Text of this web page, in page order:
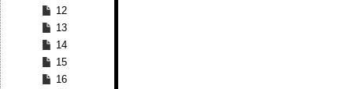
12
13
14
15
16